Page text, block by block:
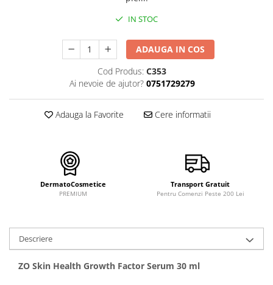
SKINBETTER
ASCE Plus
DSD de LUXE
Pure Balance
Colagen & Frumusete
IN STOC
ADAUGA IN COS
Cod Produs: C353
Ai nevoie de ajutor? 0751729279
Adauga la Favorite Cere informatii
DermatoCosmetice
PREMIUM
Transport Gratuit
Pentru Comenzi Peste 200 Lei
Descriere
ZO Skin Health Growth Factor Serum 30 ml